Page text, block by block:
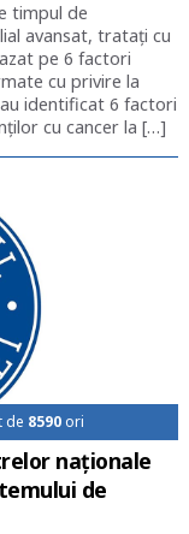
timpul de
avansat, tratați cu
pe 6 factori
cu privire la
identificat 6 factori
cu cancer la […]
de 8590 ori
naționale
de